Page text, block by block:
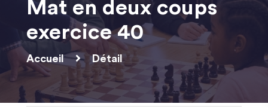
Mat en deux coups
exercice 40
Accueil Détail